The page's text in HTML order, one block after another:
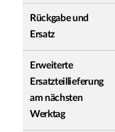
Rückgabe und
Ersatz
Erweiterte
Ersatzteillieferung
am nächsten
Werktag